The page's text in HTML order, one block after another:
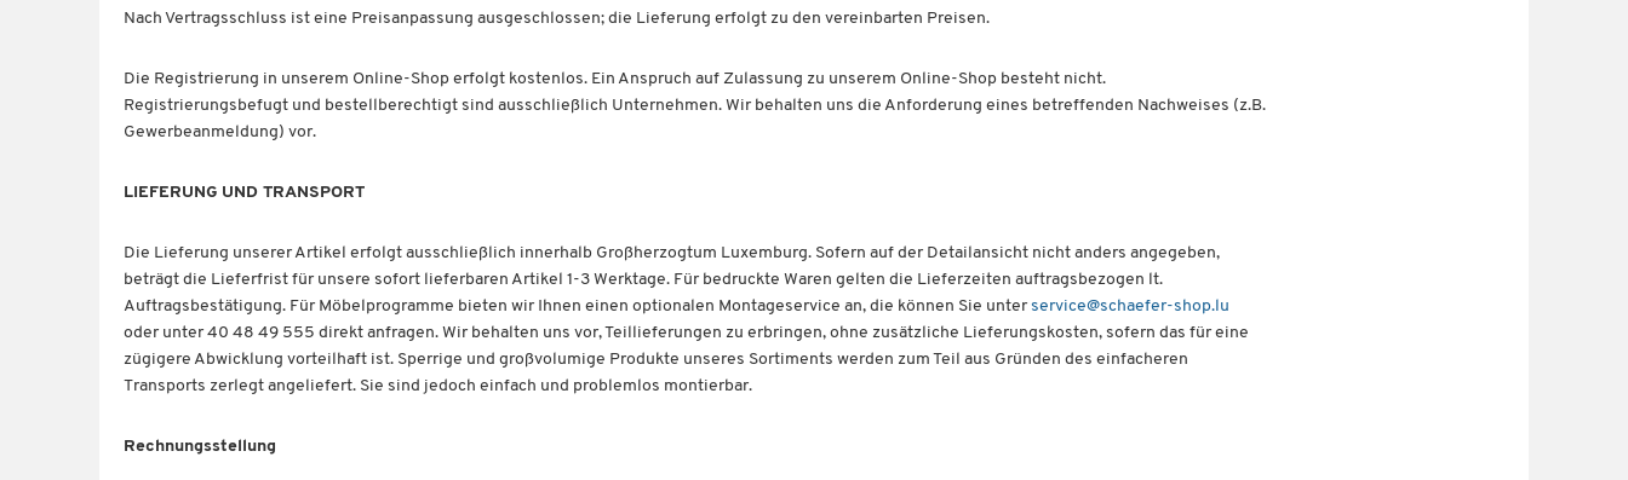
Nach Vertragsschluss ist eine Preisanpassung ausgeschlossen; die Lieferung erfolgt zu den vereinbarten Preisen.
Die Registrierung in unserem Online-Shop erfolgt kostenlos. Ein Anspruch auf Zulassung zu unserem Online-Shop besteht nicht.
Registrierungsbefugt und bestellberechtigt sind ausschließlich Unternehmen. Wir behalten uns die Anforderung eines betreffenden Nachweises (z.B.
Gewerbeanmeldung) vor.
LIEFERUNG UND TRANSPORT
Die Lieferung unserer Artikel erfolgt ausschließlich innerhalb Großherzogtum Luxemburg. Sofern auf der Detailansicht nicht anders angegeben,
beträgt die Lieferfrist für unsere sofort lieferbaren Artikel 1-3 Werktage. Für bedruckte Waren gelten die Lieferzeiten auftragsbezogen lt.
Auftragsbestätigung. Für Möbelprogramme bieten wir Ihnen einen optionalen Montageservice an, die können Sie unter service@schaefer-shop.lu
oder unter 40 48 49 555 direkt anfragen. Wir behalten uns vor, Teillieferungen zu erbringen, ohne zusätzliche Lieferungskosten, sofern das für eine
zügigere Abwicklung vorteilhaft ist. Sperrige und großvolumige Produkte unseres Sortiments werden zum Teil aus Gründen des einfacheren
Transports zerlegt angeliefert. Sie sind jedoch einfach und problemlos montierbar.
Rechnungsstellung